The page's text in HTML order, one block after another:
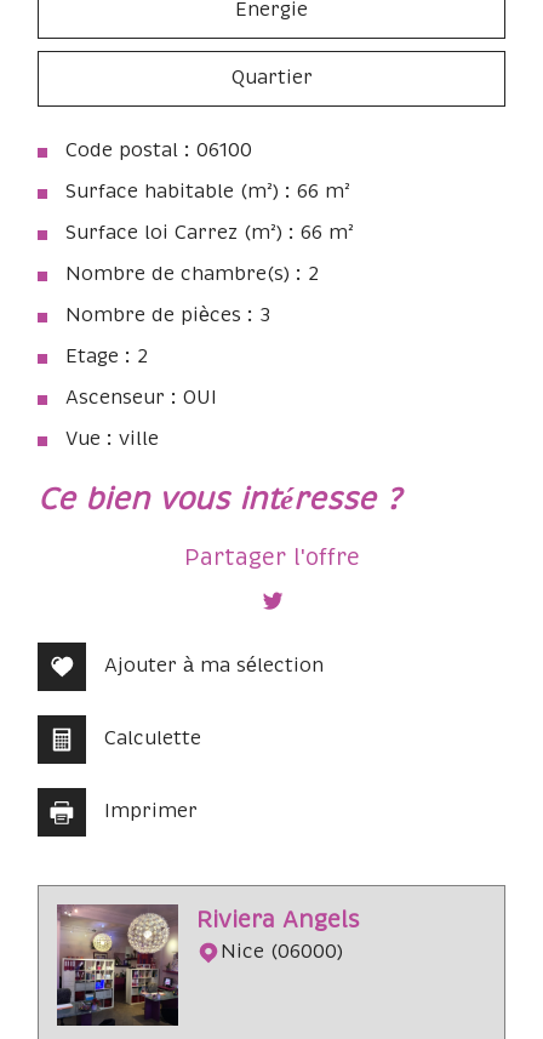
Energie
Quartier
Code postal : 06100
Surface habitable (m²) : 66 m²
Surface loi Carrez (m²) : 66 m²
Nombre de chambre(s) : 2
Nombre de pièces : 3
Etage : 2
Ascenseur : OUI
Vue : ville
la ville de nice (06100)
Bar
Collège
École maternelle
ce bien vous intéresse ?
Partager l'offre
Ajouter à ma sélection
Calculette
Imprimer
Riviera Angels
Nice (06000)